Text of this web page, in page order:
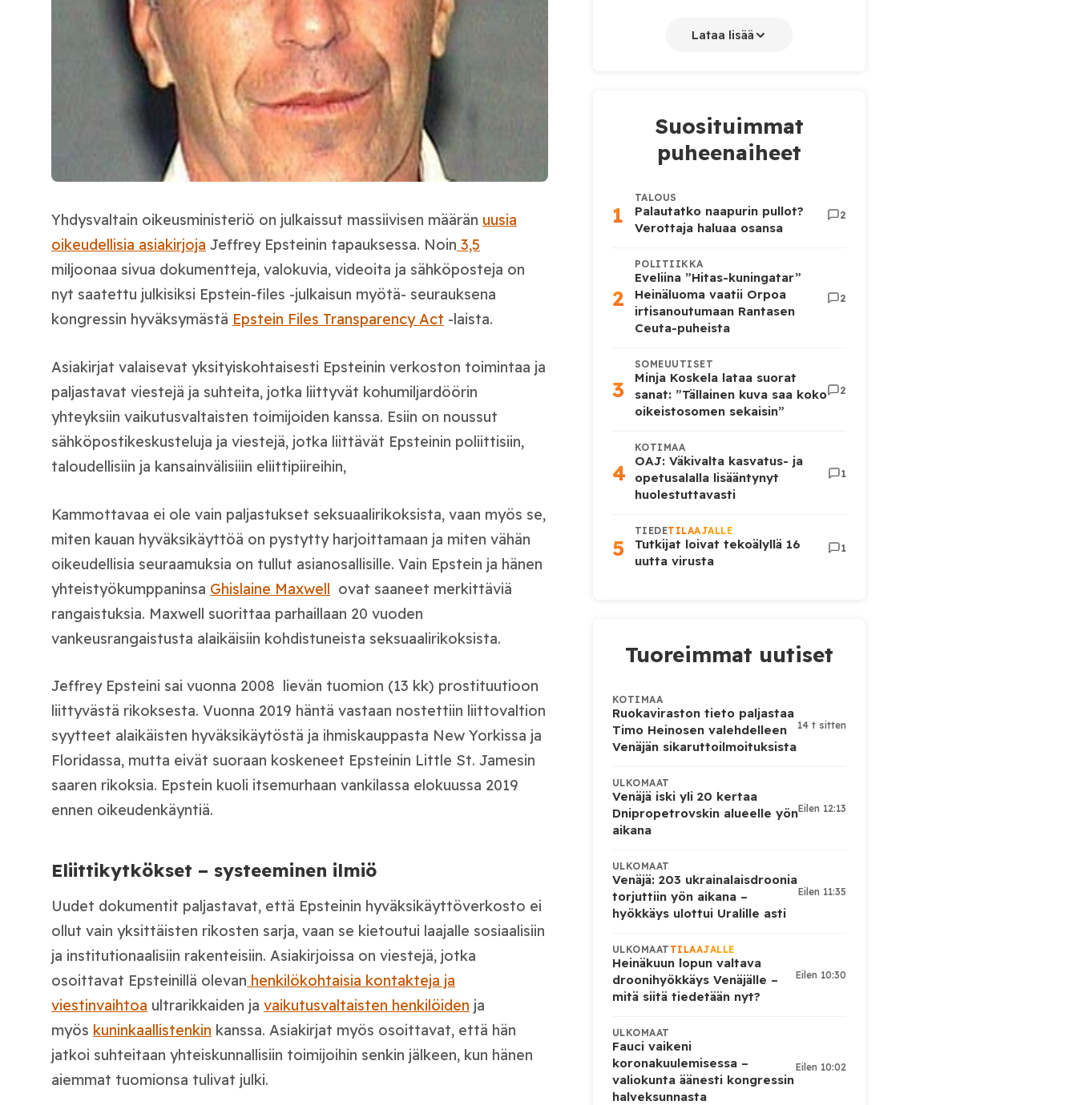
Yhdysvaltain oikeusministeriö on julkaissut massiivisen määrän uusia
oikeudellisia asiakirjoja Jeffrey Epsteinin tapauksessa. Noin 3,5
miljoonaa sivua dokumentteja, valokuvia, videoita ja sähköposteja on
nyt saatettu julkisiksi Epstein-files -julkaisun myötä- seurauksena
kongressin hyväksymästä Epstein Files Transparency Act -laista.
Asiakirjat valaisevat yksityiskohtaisesti Epsteinin verkoston toimintaa ja
paljastavat viestejä ja suhteita, jotka liittyvät kohumiljardöörin
yhteyksiin vaikutusvaltaisten toimijoiden kanssa. Esiin on noussut
sähköpostikeskusteluja ja viestejä, jotka liittävät Epsteinin poliittisiin,
taloudellisiin ja kansainvälisiiin eliittipiireihin,
Kammottavaa ei ole vain paljastukset seksuaalirikoksista, vaan myös se,
miten kauan hyväksikäyttöä on pystytty harjoittamaan ja miten vähän
oikeudellisia seuraamuksia on tullut asianosallisille. Vain Epstein ja hänen
yhteistyökumppaninsa Ghislaine Maxwell ovat saaneet merkittäviä
rangaistuksia. Maxwell suorittaa parhaillaan 20 vuoden
vankeusrangaistusta alaikäisiin kohdistuneista seksuaalirikoksista.
Jeffrey Epsteini sai vuonna 2008 lievän tuomion (13 kk) prostituutioon
liittyvästä rikoksesta. Vuonna 2019 häntä vastaan nostettiin liittovaltion
syytteet alaikäisten hyväksikäytöstä ja ihmiskauppasta New Yorkissa ja
Floridassa, mutta eivät suoraan koskeneet Epsteinin Little St. Jamesin
saaren rikoksia. Epstein kuoli itsemurhaan vankilassa elokuussa 2019
ennen oikeudenkäyntiä.
Eliittikytkökset – systeeminen ilmiö
Uudet dokumentit paljastavat, että Epsteinin hyväksikäyttöverkosto ei
ollut vain yksittäisten rikosten sarja, vaan se kietoutui laajalle sosiaalisiin
ja institutionaalisiin rakenteisiin. Asiakirjoissa on viestejä, jotka
osoittavat Epsteinillä olevan henkilökohtaisia kontakteja ja
viestinvaihtoa ultrarikkaiden ja vaikutusvaltaisten henkilöiden ja
myös kuninkaallistenkin kanssa. Asiakirjat myös osoittavat, että hän
jatkoi suhteitaan yhteiskunnallisiin toimijoihin senkin jälkeen, kun hänen
aiemmat tuomionsa tulivat julki.
Lataa lisää
Suosituimmat
puheenaiheet
1
TALOUS
Palautatko naapurin pullot?
Verottaja haluaa osansa
2
2
POLITIIKKA
Eveliina ”Hitas-kuningatar”
Heinäluoma vaatii Orpoa
irtisanoutumaan Rantasen
Ceuta-puheista
2
3
SOMEUUTISET
Minja Koskela lataa suorat
sanat: ”Tällainen kuva saa koko
oikeistosomen sekaisin”
2
4
KOTIMAA
OAJ: Väkivalta kasvatus- ja
opetusalalla lisääntynyt
huolestuttavasti
1
5
TIEDETILAAJALLE
Tutkijat loivat tekoälyllä 16
uutta virusta
1
Tuoreimmat uutiset
KOTIMAA
Ruokaviraston tieto paljastaa
Timo Heinosen valehdelleen
Venäjän sikaruttoilmoituksista
14 t sitten
ULKOMAAT
Venäjä iski yli 20 kertaa
Dnipropetrovskin alueelle yön
aikana
Eilen 12:13
ULKOMAAT
Venäjä: 203 ukrainalaisdroonia
torjuttiin yön aikana –
hyökkäys ulottui Uralille asti
Eilen 11:35
ULKOMAAT TILAAJALLE
Heinäkuun lopun valtava
droonihyökkäys Venäjälle –
mitä siitä tiedetään nyt?
Eilen 10:30
ULKOMAAT
Fauci vaikeni
koronakuulemisessa –
valiokunta äänesti kongressin
halveksunnasta
Eilen 10:02